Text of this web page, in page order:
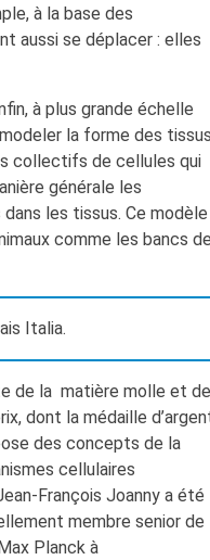
à la base des
aussi se déplacer : elles
à plus grande échelle
la forme des tissus
collectifs de cellules qui
générale les
les tissus. Ce modèle
comme les bancs de
Italia.
de la matière molle et de
dont la médaille
des concepts de la
cellulaires
François Joanny a été
membre senior de
Planck à